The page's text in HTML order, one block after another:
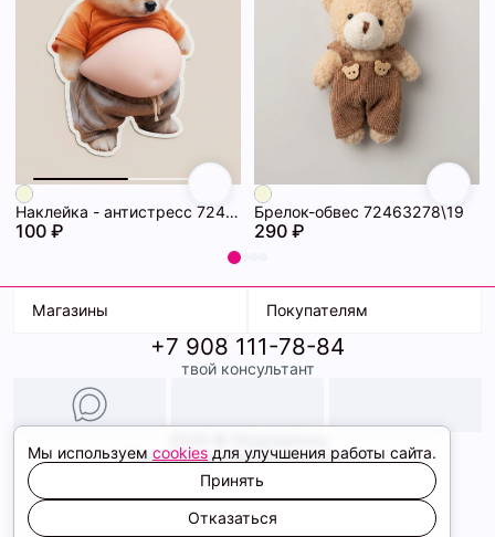
Наклейка - антистресс 72463286\19
100 ₽
Брелок-обвес 72463278\19
290 ₽
Магазины
ТК Терминал
ТРК Континент
Покупателям
Доставка
Условия оплаты
Образы
+7 908 111-78-84
твой консультант
Политика конфиденциальности
Соглашение cookie
Сайт создали
Мы используем cookies для улучшения работы сайта.
Принять
Отказаться